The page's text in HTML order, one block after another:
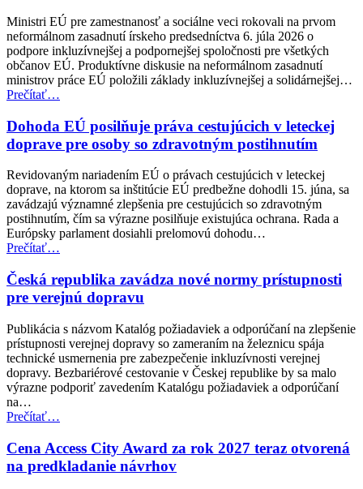
Ministri EÚ pre zamestnanosť a sociálne veci rokovali na prvom
neformálnom zasadnutí írskeho predsedníctva 6. júla 2026 o
podpore inkluzívnejšej a podpornejšej spoločnosti pre všetkých
občanov EÚ. Produktívne diskusie na neformálnom zasadnutí
ministrov práce EÚ položili základy inkluzívnejšej a solidárnejšej…
Prečítať“Neformálne
ministrov
pre
zamestnanosť
sociálne
veci
(EPSCO)”
…
Dohoda EÚ posilňuje práva cestujúcich v leteckej
doprave pre osoby so zdravotným postihnutím
Revidovaným nariadením EÚ o právach cestujúcich v leteckej
doprave, na ktorom sa inštitúcie EÚ predbežne dohodli 15. júna, sa
zavádzajú významné zlepšenia pre cestujúcich so zdravotným
postihnutím, čím sa výrazne posilňuje existujúca ochrana. Rada a
Európsky parlament dosiahli prelomovú dohodu…
Prečítať“Dohoda
posilňuje
práva
cestujúcich
leteckej
doprave
pre
osoby
so
zdravotným
postihnutím”
…
Česká republika zavádza nové normy prístupnosti
pre verejnú dopravu
Publikácia s názvom Katalóg požiadaviek a odporúčaní na zlepšenie
prístupnosti verejnej dopravy so zameraním na železnicu spája
technické usmernenia pre zabezpečenie inkluzívnosti verejnej
dopravy. Bezbariérové cestovanie v Českej republike by sa malo
výrazne podporiť zavedením Katalógu požiadaviek a odporúčaní
na…
Prečítať“Česká
zavádza
nové
normy
…
Cena Access City Award za rok 2027 teraz otvorená
na predkladanie návrhov